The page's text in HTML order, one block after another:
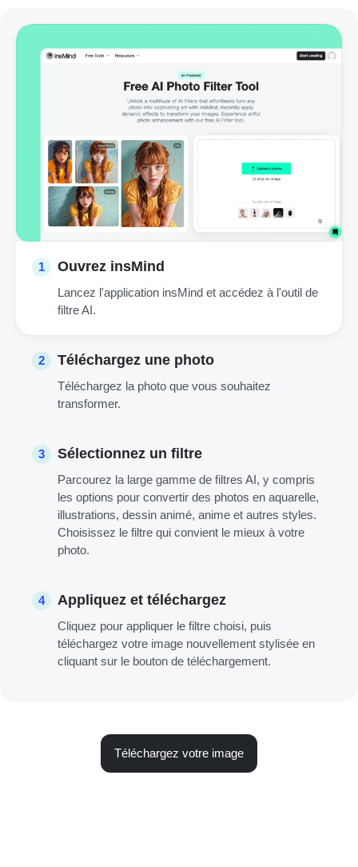
1 Ouvrez insMind
Lancez l'application insMind et accédez à l'outil de
filtre AI.
2 Téléchargez une photo
Téléchargez la photo que vous souhaitez
transformer.
3 Sélectionnez un filtre
Parcourez la large gamme de filtres AI, y compris
les options pour convertir des photos en aquarelle,
illustrations, dessin animé, anime et autres styles.
Choisissez le filtre qui convient le mieux à votre
photo.
4 Appliquez et téléchargez
Cliquez pour appliquer le filtre choisi, puis
téléchargez votre image nouvellement stylisée en
cliquant sur le bouton de téléchargement.
Téléchargez votre image